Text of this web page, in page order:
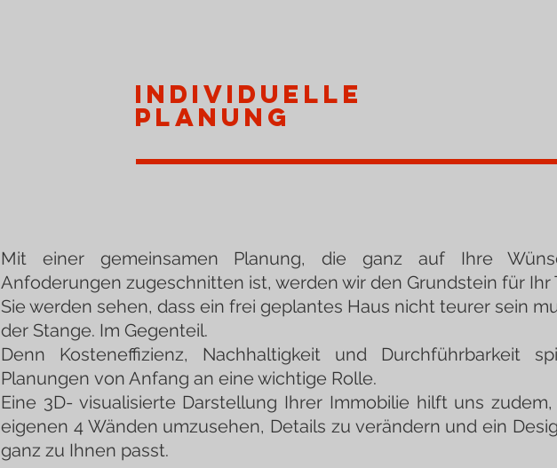
individuelle
Planung
Mit einer gemeinsamen Planung, die ganz auf Ihre
Anfoderungen zugeschnitten ist, werden wir den Grundstein für Ihr
Sie werden sehen, dass ein frei geplantes Haus nicht teurer sein
der Stange. Im Gegenteil.
Denn Kosteneffizienz, Nachhaltigkeit und Durchführbarkeit
Planungen von Anfang an eine wichtige Rolle.
Eine 3D- visualisierte Darstellung Ihrer Immobilie hilft uns
eigenen 4 Wänden umzusehen, Details zu verändern und ein
ganz zu Ihnen passt.